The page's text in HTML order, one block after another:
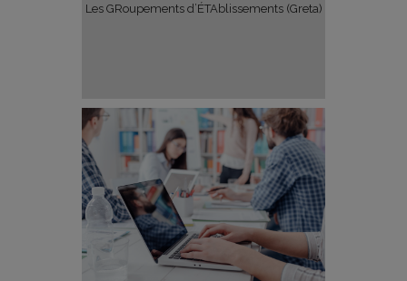
Les GRoupements d’ÉTAblissements (Greta)